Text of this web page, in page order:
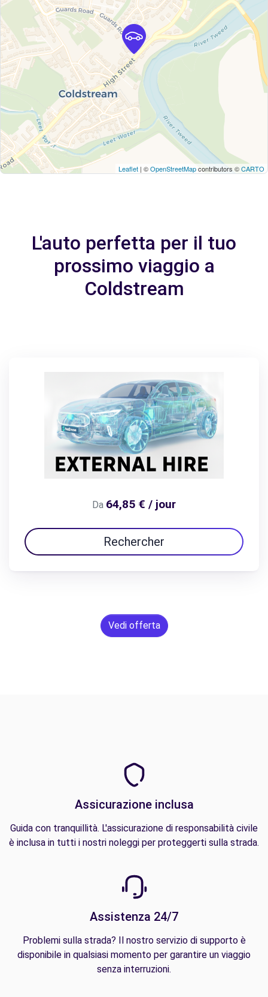
Leaflet | ©OpenStreetMapcontributors ©CARTO
L'auto perfetta per il tuo
prossimo viaggio a
Coldstream
Da 64,85 € / jour
Rechercher
Vedi offerta
Assicurazione inclusa
Guida con tranquillità. L'assicurazione di responsabilità civile
è inclusa in tutti i nostri noleggi per proteggerti sulla strada.
Assistenza 24/7
Problemi sulla strada? Il nostro servizio di supporto è
disponibile in qualsiasi momento per garantire un viaggio
senza interruzioni.